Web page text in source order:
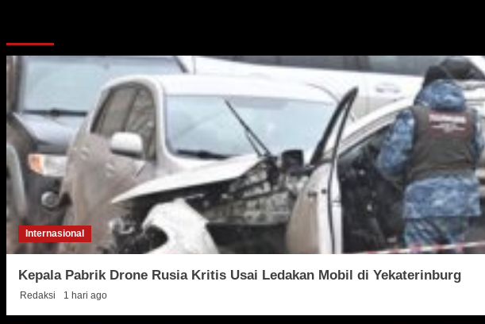
Internasional
Kepala Pabrik Drone Rusia Kritis Usai Ledakan Mobil di Yekaterinburg
Redaksi 1 hari ago